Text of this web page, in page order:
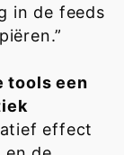
in de feeds
tools een
effect